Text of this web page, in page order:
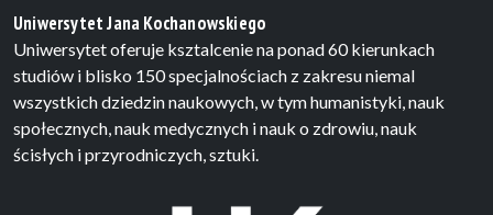
Uniwersytet Jana Kochanowskiego
Uniwersytet oferuje ksztalcenie na ponad 60 kierunkach
studiów i blisko 150 specjalnościach z zakresu niemal
wszystkich dziedzin naukowych, w tym humanistyki, nauk
społecznych, nauk medycznych i nauk o zdrowiu, nauk
ścisłych i przyrodniczych, sztuki.